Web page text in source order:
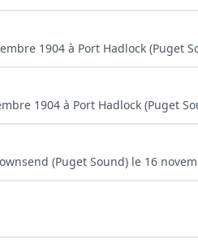
1904 à Port Hadlock (Puget
1904 à Port Hadlock (Puget
(Puget Sound) le 16